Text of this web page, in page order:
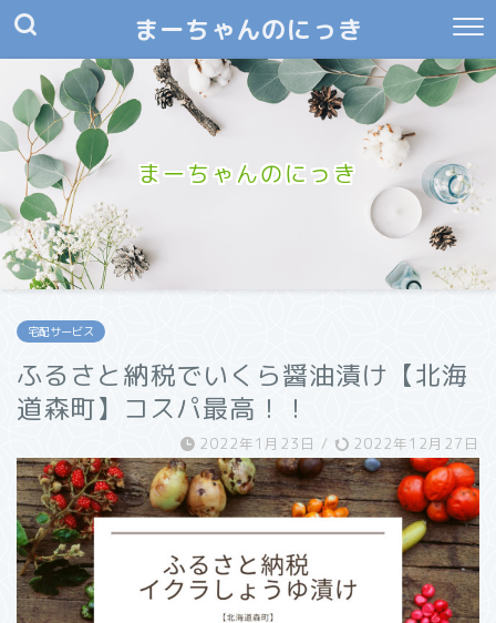
まーちゃんのにっき
まーちゃんのにっき
宅配サービス
ふるさと納税でいくら醤油漬け【北海
道森町】コスパ最高！！
2022年1月23日 / 2022年12月27日